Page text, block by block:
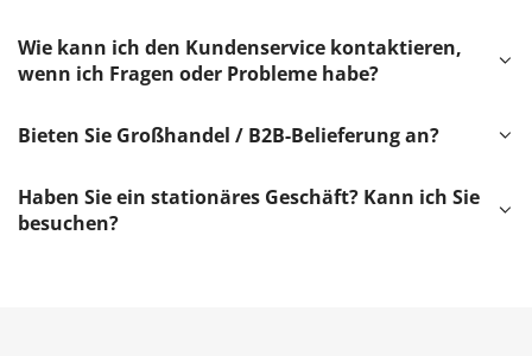
Wie kann ich den Kundenservice kontaktieren,
wenn ich Fragen oder Probleme habe?
Bieten Sie Großhandel / B2B-Belieferung an?
Haben Sie ein stationäres Geschäft? Kann ich Sie
besuchen?